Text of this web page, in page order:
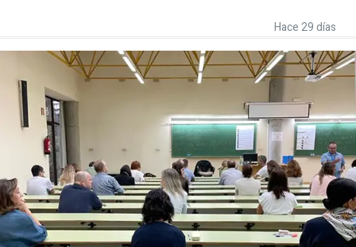
Hace 29 días